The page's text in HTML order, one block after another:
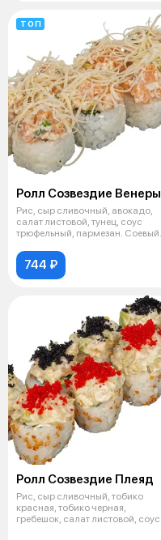
ТОП
Ролл Созвездие Венеры
Рис, сыр сливочный, авокадо,
салат листовой, тунец, соус
трюфельный, пармезан. Соевый
744 ₽
Ролл Созвездие Плеяд
Рис, сыр сливочный, тобико
красная, тобико черная,
гребешок, салат листовой, соус